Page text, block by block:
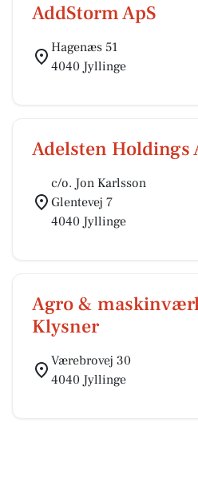
AddStorm ApS
Hagenæs 51
4040 Jyllinge
Adelsten Holdings
c/o. Jon Karlsson
Glentevej 7
4040 Jyllinge
Agro &
Klysner
Værebrovej 30
4040 Jyllinge